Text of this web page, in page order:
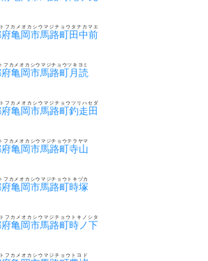
亀岡市馬路町田中前
フカメオカシウマジチョウタナカマエ
亀岡市馬路町月読
フカメオカシウマジチョウツキヨミ
亀岡市馬路町釣走田
フカメオカシウマジチョウツリハセダ
亀岡市馬路町寺山
フカメオカシウマジチョウテラヤマ
亀岡市馬路町時塚
フカメオカシウマジチョウトキヅカ
亀岡市馬路町時ノ下
フカメオカシウマジチョウトキノシタ
フカメオカシウマジチョウトヨド